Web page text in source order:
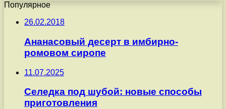
Популярное
26.02.2018
Ананасовый десерт в имбирно-
ромовом сиропе
11.07.2025
Селедка под шубой: новые способы
приготовления